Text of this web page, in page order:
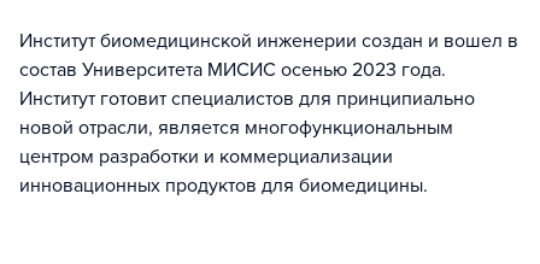
Институт биомедицинской инженерии создан и вошел в
состав Университета МИСИС осенью 2023 года.
Институт готовит специалистов для принципиально
новой отрасли, является многофункциональным
центром разработки и коммерциализации
инновационных продуктов для биомедицины.